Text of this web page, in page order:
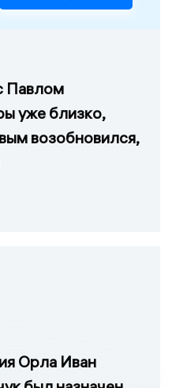
Павлом
уже близко,
возобновился,
Орла Иван